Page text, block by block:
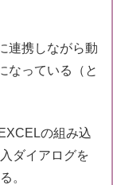
連携しながら動
なっている（と
の組み込
ダイアログを
。